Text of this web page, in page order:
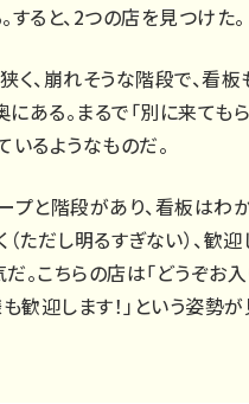
すると、2つの店を見つけた。
、崩れそうな階段で、看板
ある。まるで「別に来ても
いるようなものだ。
プと階段があり、看板はわ
（ただし明るすぎない）、歓迎
。こちらの店は「どうぞお入
歓迎します！」という姿勢